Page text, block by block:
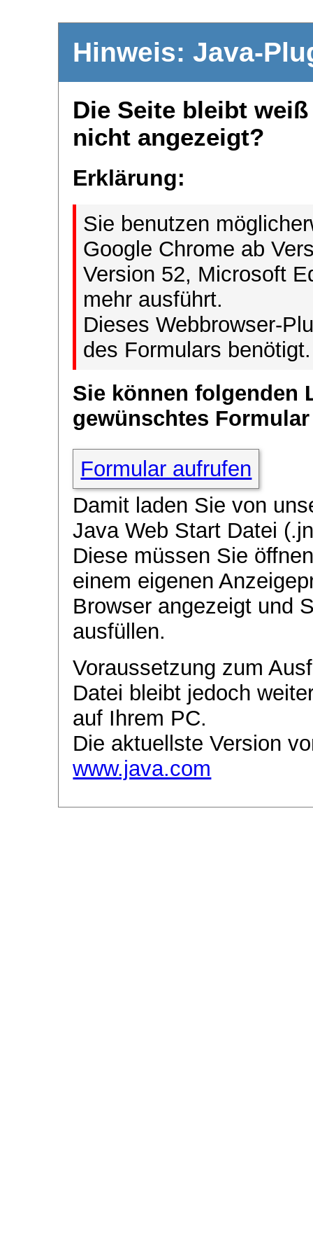
Hinweis: Java-
Die Seite bleibt
nicht angezeigt?
Erklärung:
Sie benutzen
Google Chrome ab
Version 52, Microsoft
mehr ausführt.
Dieses Webbrowser-
des Formulars benötigt.
Sie können folgenden
gewünschtes
Formular aufrufen
Damit laden Sie von
Java Web Start Datei
Diese müssen Sie
einem eigenen
Browser angezeigt und
ausfüllen.
Voraussetzung zum
Datei bleibt jedoch
auf Ihrem PC.
Die aktuellste Version
www.java.com